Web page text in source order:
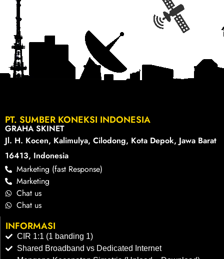
PT. SUMBER KONEKSI INDONESIA
GRAHA SKINET
Jl. H. Kocen, Kalimulya, Cilodong, Kota Depok, Jawa Barat
16413, Indonesia
Marketing (fast Response)
Marketing
Chat us
Chat us
INFORMASI
CIR 1:1 (1 banding 1)
Shared Broadband vs Dedicated Internet